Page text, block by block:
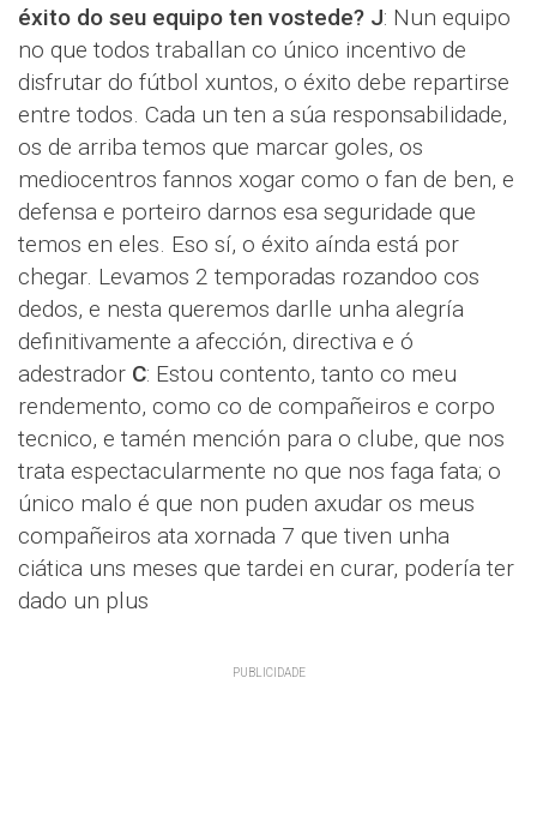
éxito do seu equipo ten vostede? J: Nun equipo
no que todos traballan co único incentivo de
disfrutar do fútbol xuntos, o éxito debe repartirse
entre todos. Cada un ten a súa responsabilidade,
os de arriba temos que marcar goles, os
mediocentros fannos xogar como o fan de ben, e
defensa e porteiro darnos esa seguridade que
temos en eles. Eso sí, o éxito aínda está por
chegar. Levamos 2 temporadas rozandoo cos
dedos, e nesta queremos darlle unha alegría
definitivamente a afección, directiva e ó
adestrador C: Estou contento, tanto co meu
rendemento, como co de compañeiros e corpo
tecnico, e tamén mención para o clube, que nos
trata espectacularmente no que nos faga fata; o
único malo é que non puden axudar os meus
compañeiros ata xornada 7 que tiven unha
ciática uns meses que tardei en curar, podería ter
dado un plus